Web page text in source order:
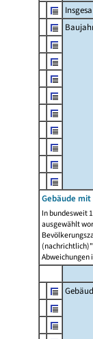
Gebäude mit
In bundesweit
ausgewählt
Abweichungen